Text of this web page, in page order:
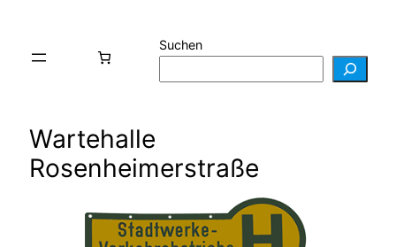
Suchen
Wartehalle
Rosenheimerstraße